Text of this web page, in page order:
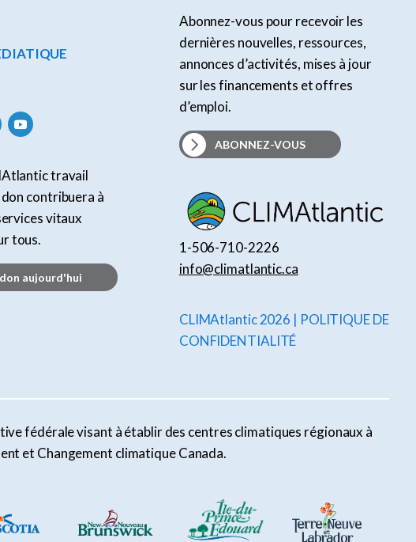
travail
contribuera à
vitaux
tous.
aujourd'hui
Abonnez-vous pour recevoir les
dernières nouvelles, ressources,
annonces d’activités, mises à jour
sur les financements et offres
d’emploi.
ABONNEZ-VOUS
1-506-710-2226
info@climatlantic.ca
CLIMAtlantic 2026 | POLITIQUE DE
CONFIDENTIALITÉ
fédérale visant à établir des centres climatiques régionaux à
et Changement climatique Canada.